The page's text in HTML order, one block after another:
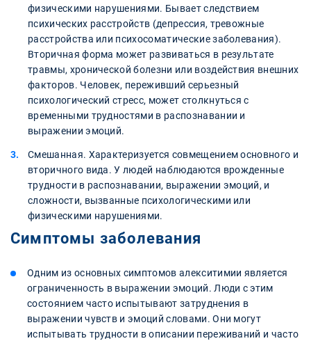
физическими нарушениями. Бывает следствием
психических расстройств (депрессия, тревожные
расстройства или психосоматические заболевания).
Вторичная форма может развиваться в результате
травмы, хронической болезни или воздействия внешних
факторов. Человек, переживший серьезный
психологический стресс, может столкнуться с
временными трудностями в распознавании и
выражении эмоций.
Смешанная. Характеризуется совмещением основного и
вторичного вида. У людей наблюдаются врожденные
трудности в распознавании, выражении эмоций, и
сложности, вызванные психологическими или
физическими нарушениями.
Симптомы заболевания
Одним из основных симптомов алекситимии является
ограниченность в выражении эмоций. Люди с этим
состоянием часто испытывают затруднения в
выражении чувств и эмоций словами. Они могут
испытывать трудности в описании переживаний и часто